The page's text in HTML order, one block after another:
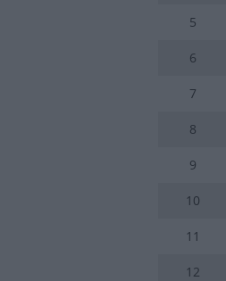
5
6
7
8
9
10
11
12